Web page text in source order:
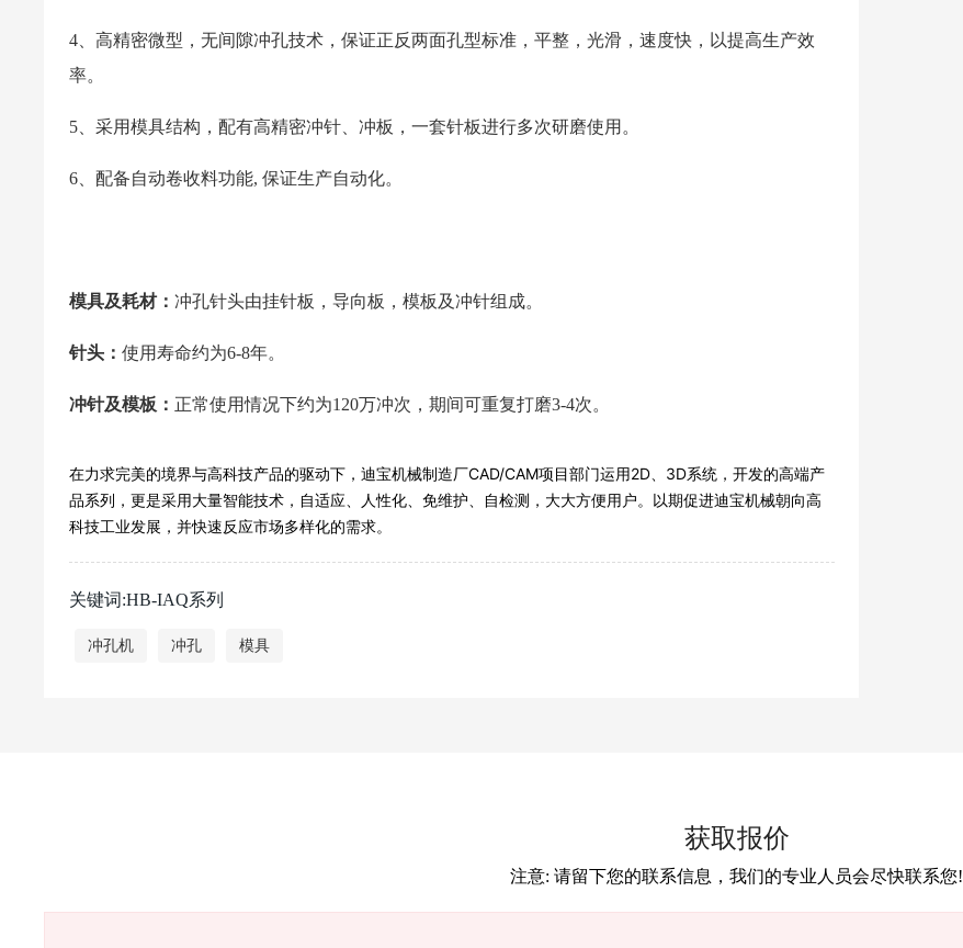
4、高精密微型，无间隙冲孔技术，保证正反两面孔型标准，平整，光滑，速度快，以提高生产效
率。
5、采用模具结构，配有高精密冲针、冲板，一套针板进行多次研磨使用。
6、配备自动卷收料功能, 保证生产自动化。
模具及耗材： 冲孔针头由挂针板，导向板，模板及冲针组成。
针头： 使用寿命约为6-8年。
冲针及模板： 正常使用情况下约为120万冲次，期间可重复打磨3-4次。
在力求完美的境界与高科技产品的驱动下，迪宝机械制造厂CAD/CAM项目部门运用2D、3D系统，开发的高端产
品系列，更是采用大量智能技术，自适应、人性化、免维护、自检测，大大方便用户。以期促进迪宝机械朝向高
科技工业发展，并快速反应市场多样化的需求。
关键词:HB-IAQ系列
冲孔机 冲孔 模具
获取报价
注意: 请留下您的联系信息，我们的专业人员会尽快联系您!